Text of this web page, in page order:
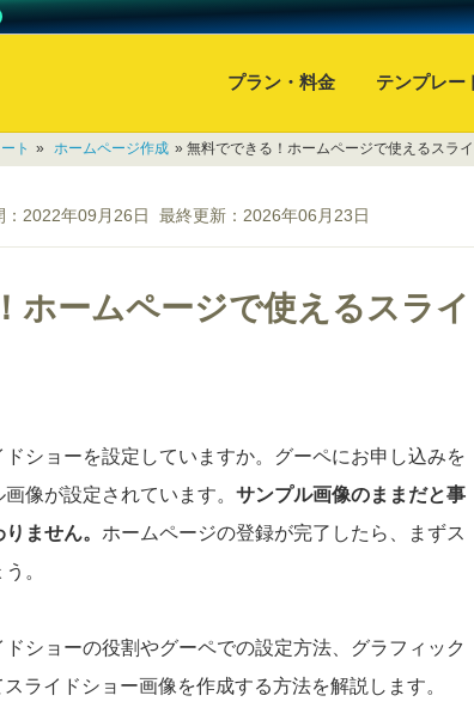
プラン・料金 テンプレー
ト » ホームページ作成 » 無料でできる！ホームページで使えるスラ
2022年09月26日 最終更新： 2026年06月23日
ホームページで使えるスラ
ショーを設定していますか。グーペにお申し込みを
像が設定されています。 サンプル画像のままだと事
ません。 ホームページの登録が完了したら、まずス
。
ショーの役割やグーペでの設定方法、グラフィック
スライドショー画像を作成する方法を解説します。